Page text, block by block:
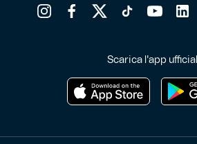
Scarica l'app